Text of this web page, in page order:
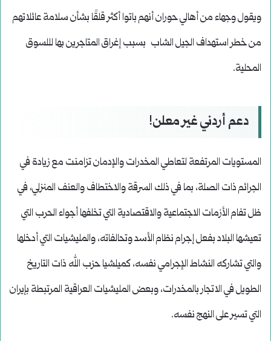
ويقول وجهاء من أهالي حوران أنهم باتوا أكثر قلقًا بشأن سلامة عائلاتهم
من خطر استهداف الجيل الشاب بسبب إغراق المتاجرين بها لللسوق
المحلية.
دعم أردني غير معلن!
المستويات المرتفعة لتعاطي المخدرات والإدمان تزامنت مع زيادة في
الجرائم ذات الصلة، بما في ذلك السرقة والاختطاف والعنف المنزلي، في
ظل تفام الأزمات الاجتماعية والاقتصادية التي تخلفها أجواء الحرب التي
تعيشها البلاد بفعل إجرام نظام الأسد وتحالفاته، والمليشيات التي أدخلها
والتي تشاركه النشاط الإجرامي نفسه، كميلشيا حزب الله ذات التاريخ
الطويل في الاتجار بالمخدرات، وبعض المليشيات العراقية المرتبطة بإيران
التي تسير على النهج نفسه.